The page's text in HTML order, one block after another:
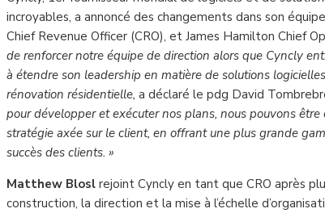
incroyables, a annoncé des changements dans son
Chief Revenue Officer (CRO), et James Hamilton Chief
de renforcer notre équipe de direction alors que Cyncly
à étendre son leadership en matière de solutions
rénovation résidentielle, a déclaré le pdg David
pour développer et exécuter nos plans, nous pouvons
stratégie axée sur le client, en offrant une plus grande
succès des clients. »
Matthew Blosl rejoint Cyncly en tant que CRO après
construction, la direction et la mise à l’échelle